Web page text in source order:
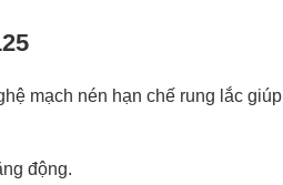
mạch nén hạn chế rung lắc giúp
động.